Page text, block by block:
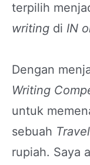
terpilih
writing di IN
Dengan
Writing
untuk
sebuah
rupiah. Saya